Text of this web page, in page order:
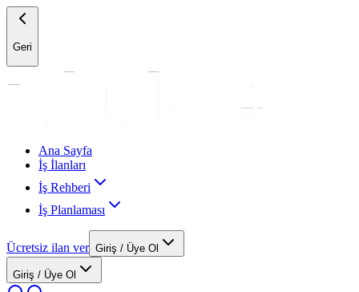
Geri
Ana Sayfa
İş İlanları
İş Rehberi
İş Planlaması
Ücretsiz ilan ver Giriş / Üye Ol
Giriş / Üye Ol